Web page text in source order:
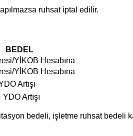
ruhsat iptal edilir.
BEDEL
YİKOB Hesabına
YİKOB Hesabına
Artışı
Artışı
bedeli, işletme ruhsat bedeli